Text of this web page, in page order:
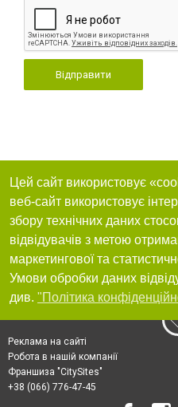
Відправити
Цей сайт використовує
веб-сайт використовує
збору технічних даних
відвідувачів з метою
маркетингової та
Умови обробки даних
див. "Політика
Реклама на сайті
Робота в нашій компанії
Франшиза "CitySites"
+38 (066) 776-47-45